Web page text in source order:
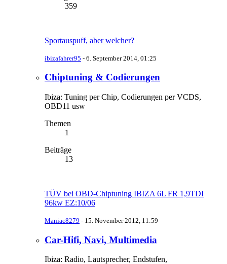
359
Sportauspuff, aber welcher?
ibizafahrer95 - 6. September 2014, 01:25
Chiptuning & Codierungen
Ibiza: Tuning per Chip, Codierungen per VCDS,
OBD11 usw
Themen
1
Beiträge
13
TÜV bei OBD-Chiptuning IBIZA 6L FR 1,9TDI
96kw EZ:10/06
Maniac8279 - 15. November 2012, 11:59
Car-Hifi, Navi, Multimedia
Ibiza: Radio, Lautsprecher, Endstufen,